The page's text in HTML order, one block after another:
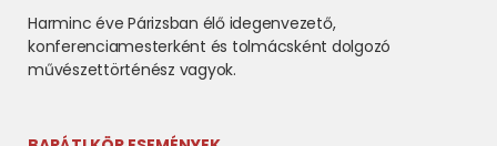
Harminc éve Párizsban élő idegenvezető,
konferenciamesterként és tolmácsként dolgozó
művészettörténész vagyok.